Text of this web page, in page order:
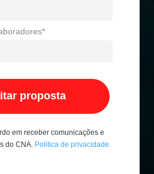
proposta
em receber comunicações e
do CNA. Politica de privacidade.